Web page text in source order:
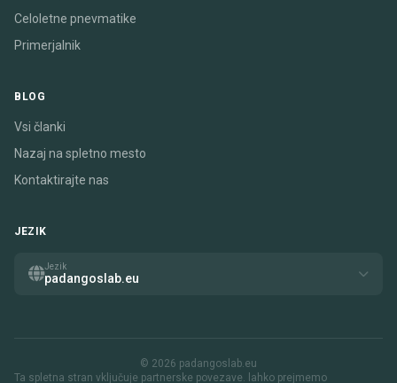
Celoletne pnevmatike
Primerjalnik
BLOG
Vsi članki
Nazaj na spletno mesto
Kontaktirajte nas
JEZIK
Jezik
padangoslab.eu
© 2026 padangoslab.eu
Ta spletna stran vključuje partnerske povezave. lahko prejmemo